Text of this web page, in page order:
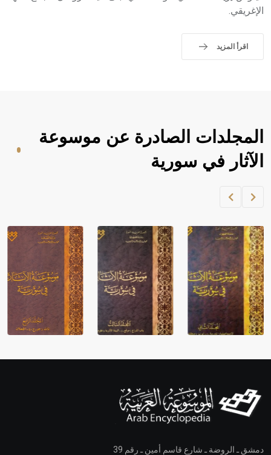
الإغريقي.
اقرأ المزيد
المجلدات الصادرة عن موسوعة
الآثار في سورية
دمشق ـ الروضة ـ شارع قاسم أمين ـ رقم 39